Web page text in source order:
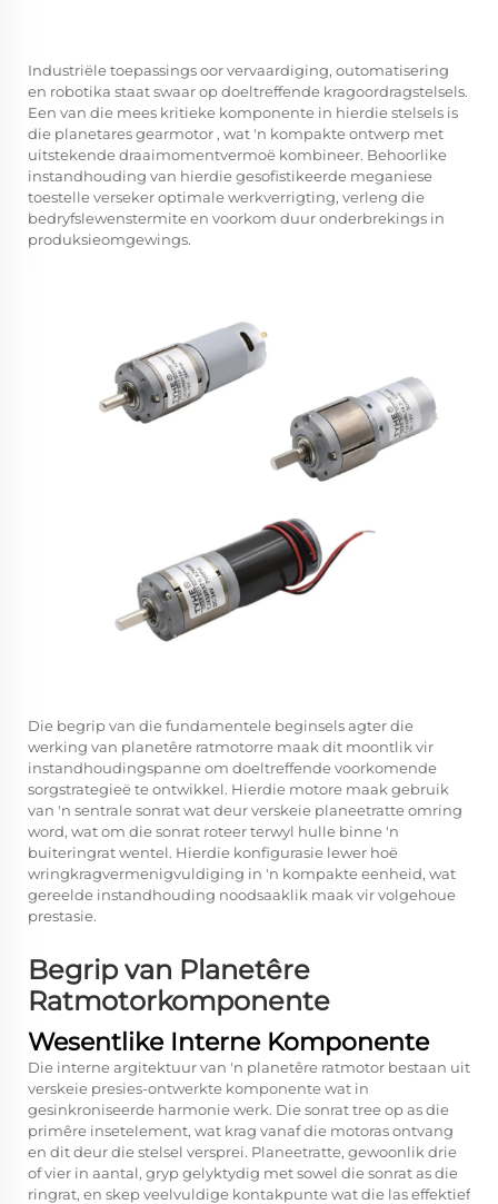
Industriële toepassings oor vervaardiging, outomatisering
en robotika staat swaar op doeltreffende kragoordragstelsels.
Een van die mees kritieke komponente in hierdie stelsels is
die planetares gearmotor , wat 'n kompakte ontwerp met
uitstekende draaimomentvermoë kombineer. Behoorlike
instandhouding van hierdie gesofistikeerde meganiese
toestelle verseker optimale werkverrigting, verleng die
bedryfslewenstermite en voorkom duur onderbrekings in
produksieomgewings.
Die begrip van die fundamentele beginsels agter die
werking van planetêre ratmotorre maak dit moontlik vir
instandhoudingspanne om doeltreffende voorkomende
sorgstrategieë te ontwikkel. Hierdie motore maak gebruik
van 'n sentrale sonrat wat deur verskeie planeetratte omring
word, wat om die sonrat roteer terwyl hulle binne 'n
buiteringrat wentel. Hierdie konfigurasie lewer hoë
wringkragvermenigvuldiging in 'n kompakte eenheid, wat
gereelde instandhouding noodsaaklik maak vir volgehoue
prestasie.
Begrip van Planetêre
Ratmotorkomponente
Wesentlike Interne Komponente
Die interne argitektuur van 'n planetêre ratmotor bestaan uit
verskeie presies-ontwerkte komponente wat in
gesinkroniseerde harmonie werk. Die sonrat tree op as die
primêre insetelement, wat krag vanaf die motoras ontvang
en dit deur die stelsel versprei. Planeetratte, gewoonlik drie
of vier in aantal, gryp gelyktydig met sowel die sonrat as die
ringrat, en skep veelvuldige kontakpunte wat die las effektief